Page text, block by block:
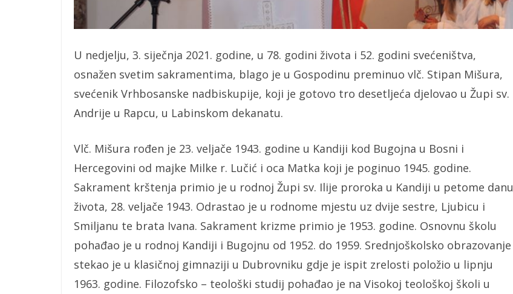
U nedjelju, 3. siječnja 2021. godine, u 78. godini života i 52. godini svećeništva,
osnažen svetim sakramentima, blago je u Gospodinu preminuo vlč. Stipan Mišura,
svećenik Vrhbosanske nadbiskupije, koji je gotovo tro desetljeća djelovao u Župi sv.
Andrije u Rapcu, u Labinskom dekanatu.
Vlč. Mišura rođen je 23. veljače 1943. godine u Kandiji kod Bugojna u Bosni i
Hercegovini od majke Milke r. Lučić i oca Matka koji je poginuo 1945. godine.
Sakrament krštenja primio je u rodnoj Župi sv. Ilije proroka u Kandiji u petome danu
života, 28. veljače 1943. Odrastao je u rodnome mjestu uz dvije sestre, Ljubicu i
Smiljanu te brata Ivana. Sakrament krizme primio je 1953. godine. Osnovnu školu
pohađao je u rodnoj Kandiji i Bugojnu od 1952. do 1959. Srednjoškolsko obrazovanje
stekao je u klasičnoj gimnaziji u Dubrovniku gdje je ispit zrelosti položio u lipnju
1963. godine. Filozofsko – teološki studij pohađao je na Visokoj teološkoj školi u